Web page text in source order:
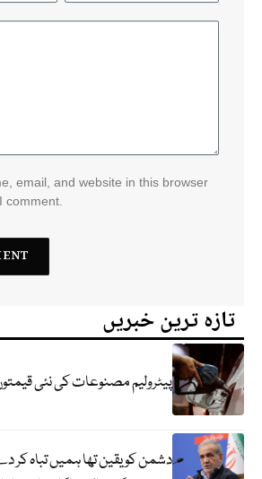
email, and website in this browser
comment.
تازہ ترین خبریں
پیٹرولیم مصنوعات کی نئی
دشمن کو یقین تھا ہمیں تباہ کر